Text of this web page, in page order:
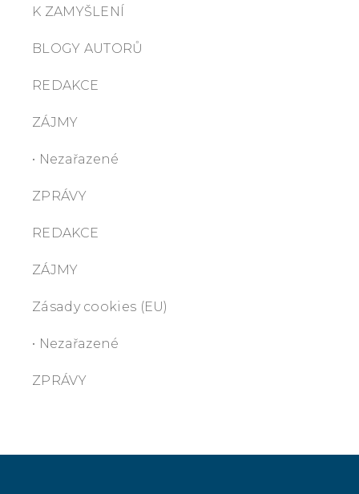
K ZAMYŠLENÍ
BLOGY AUTORŮ
REDAKCE
ZÁJMY
• Nezařazené
ZPRÁVY
REDAKCE
ZÁJMY
Zásady cookies (EU)
• Nezařazené
ZPRÁVY